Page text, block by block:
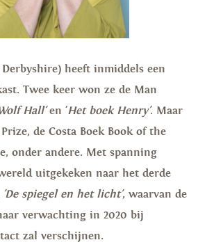
heeft inmiddels een
Twee keer won ze de Man
Hall'en 'Het boek Henry'. Maar
de Costa Boek Book of the
onder andere. Met spanning
uitgekeken naar het derde
'De spiegel en het licht', waarvan de
verwachting in 2020 bij
zal verschijnen.